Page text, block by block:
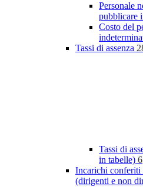
Personale
pubblicare
Costo del
Tassi di assenza
Tassi di
in tabelle) 6
Incarichi conferiti
(dirigenti e non